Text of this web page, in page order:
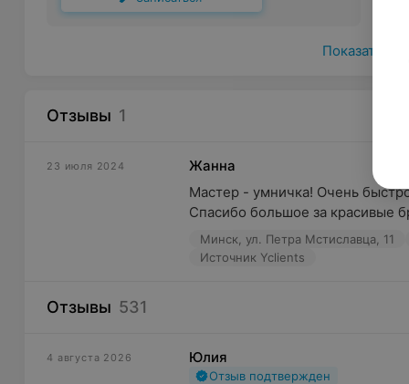
Показать
Отзывы 1
23 июля 2024
Жанна
Мастер - умничка! Очень
Спасибо большое за красивые
Минск, ул. Петра Мстиславца, 11
Источник Yclients
Отзывы 531
4 августа 2026 Юлия
Отзыв подтвержден